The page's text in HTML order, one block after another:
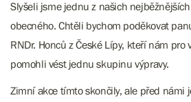
Slyšeli jsme jednu z našich
obecného. Chtěli bychom poděkovat
RNDr. Honců z České Lípy, kteří nám pro
pomohli vést jednu skupinu výpravy.
Zimní akce tímto skončily, ale před námi